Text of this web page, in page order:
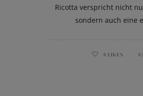
Ricotta verspricht nicht
sondern auch eine
8 LIKES